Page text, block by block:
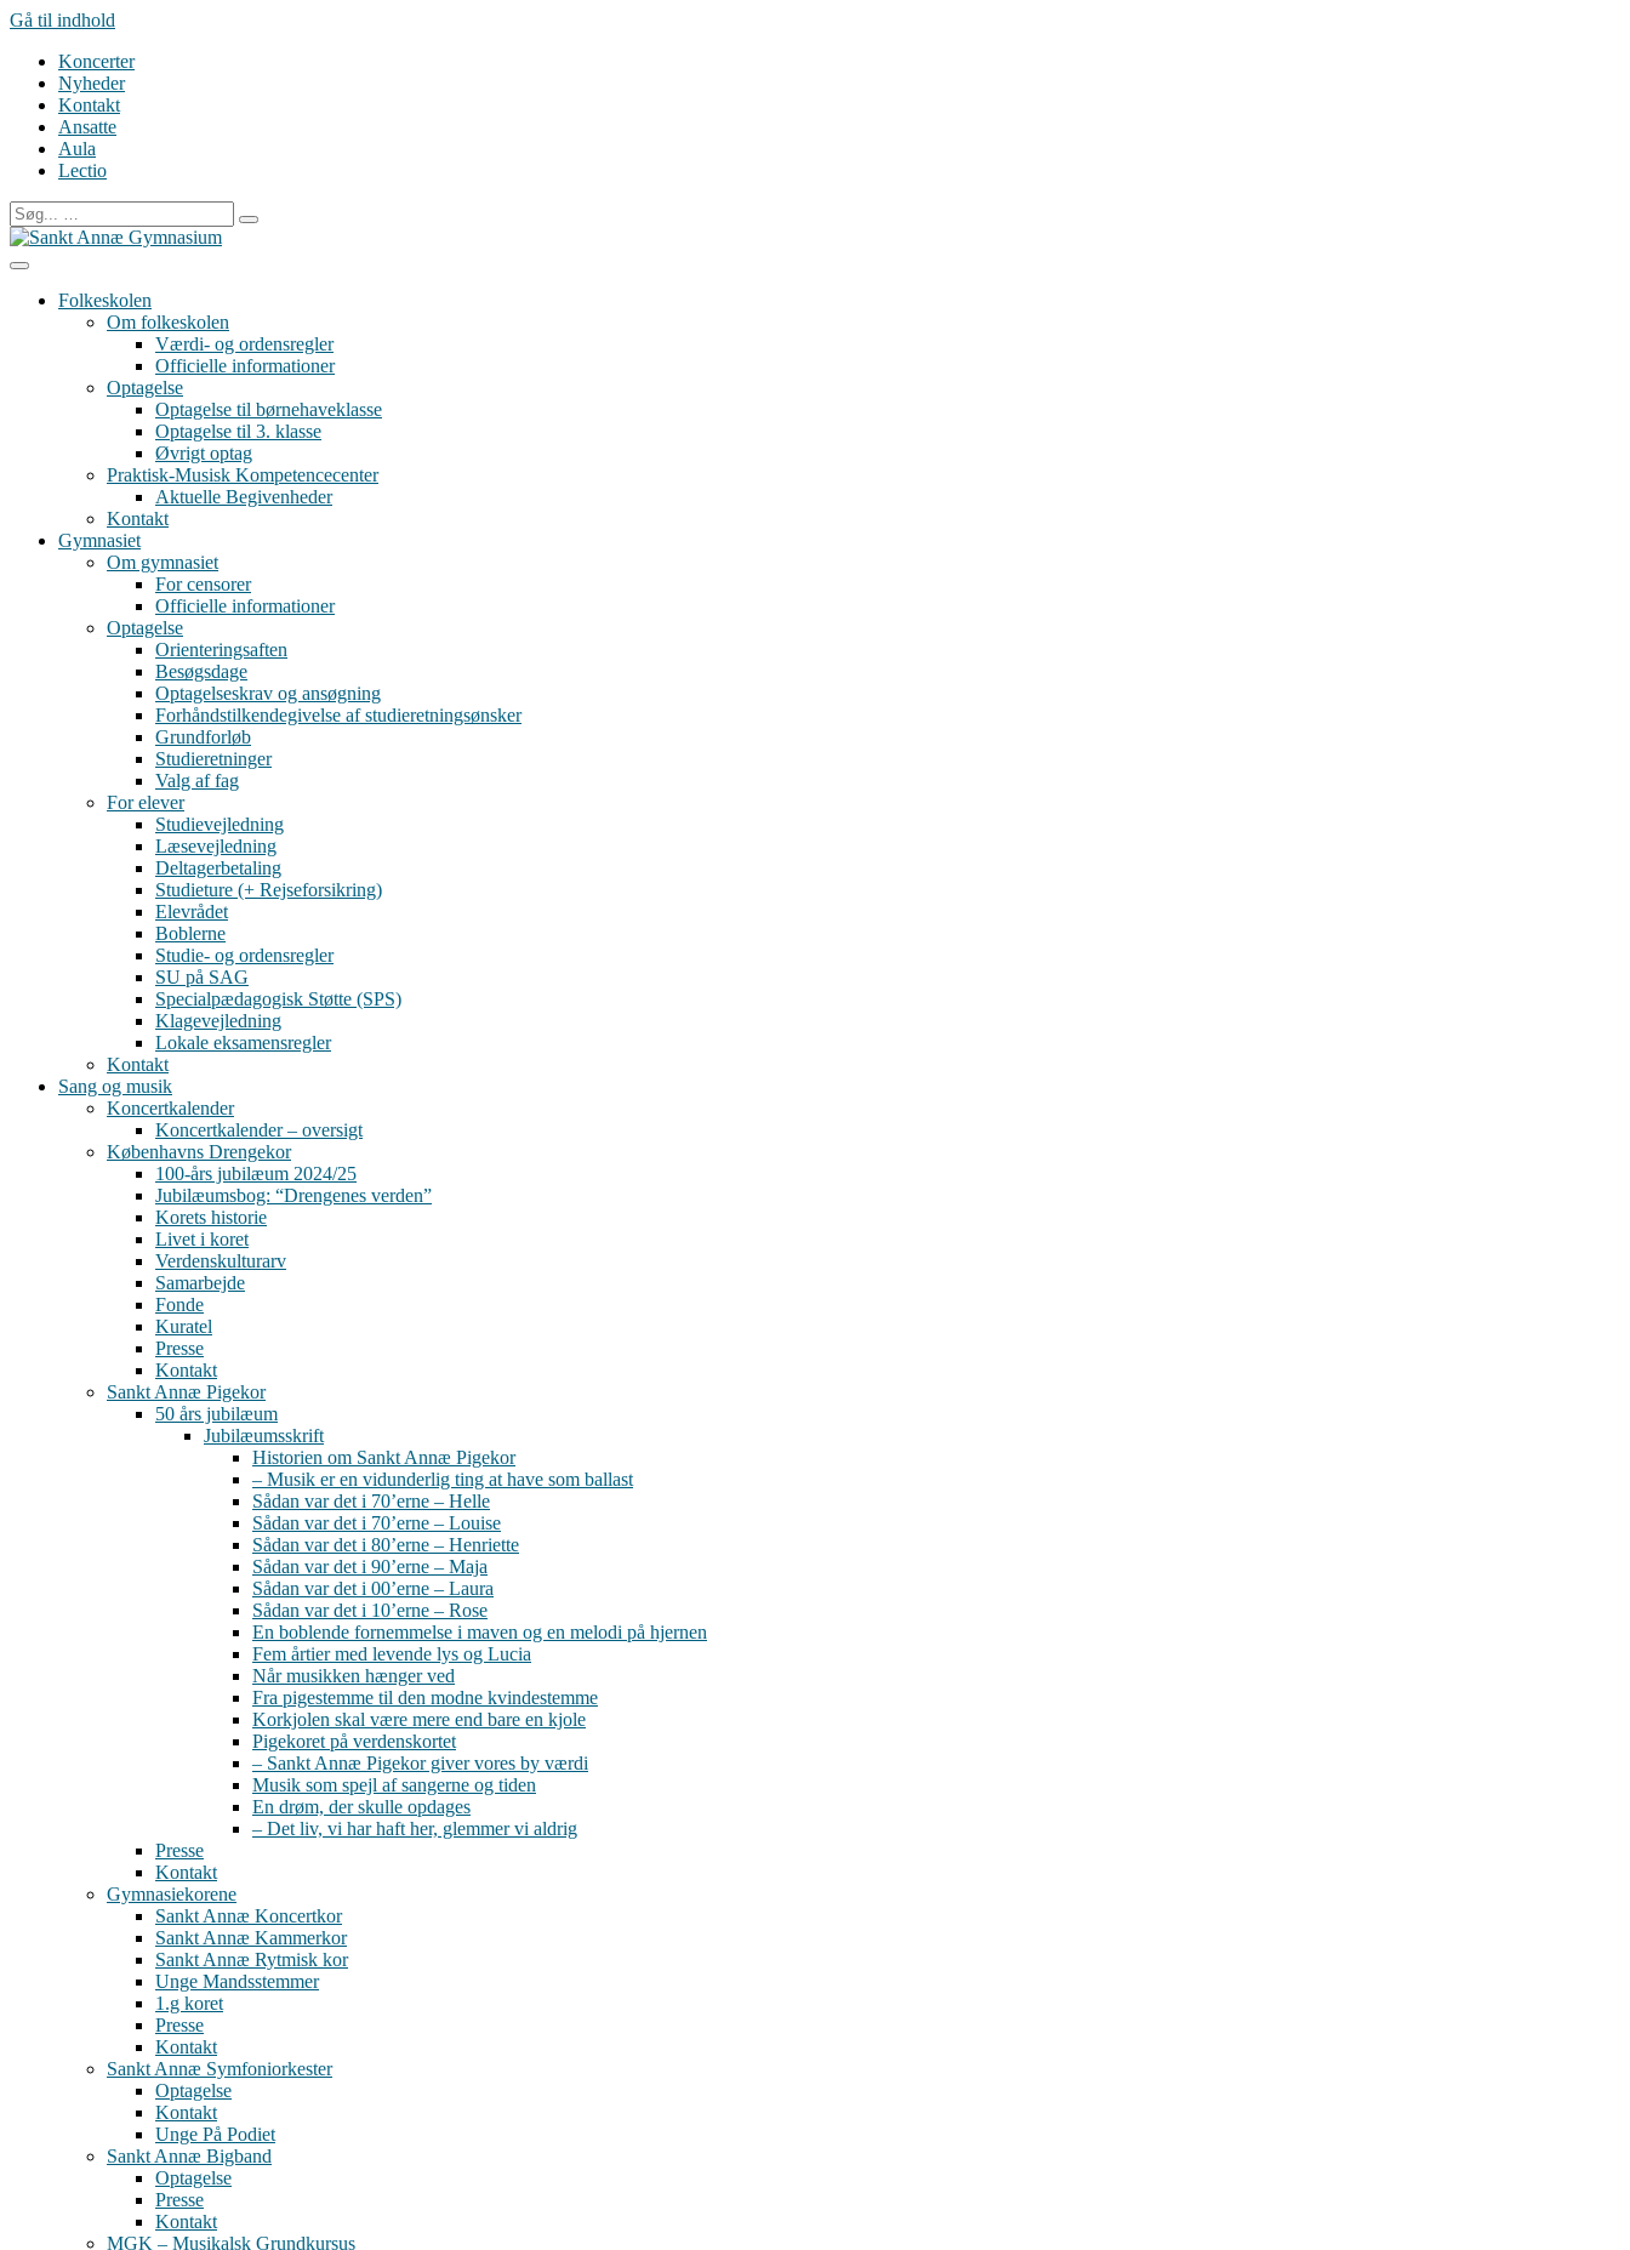
Gå til indhold
Koncerter
Nyheder
Kontakt
Ansatte
Aula
Lectio
Folkeskolen
Om folkeskolen
Værdi- og ordensregler
Officielle informationer
Optagelse
Optagelse til børnehaveklasse
Optagelse til 3. klasse
Øvrigt optag
Praktisk-Musisk Kompetencecenter
Aktuelle Begivenheder
Kontakt
Gymnasiet
Om gymnasiet
For censorer
Officielle informationer
Optagelse
Orienteringsaften
Besøgsdage
Optagelseskrav og ansøgning
Forhåndstilkendegivelse af studieretningsønsker
Grundforløb
Studieretninger
Valg af fag
For elever
Studievejledning
Læsevejledning
Deltagerbetaling
Studieture (+ Rejseforsikring)
Elevrådet
Boblerne
Studie- og ordensregler
SU på SAG
Specialpædagogisk Støtte (SPS)
Klagevejledning
Lokale eksamensregler
Kontakt
Sang og musik
Koncertkalender
Koncertkalender – oversigt
Københavns Drengekor
100-års jubilæum 2024/25
Jubilæumsbog: “Drengenes verden”
Korets historie
Livet i koret
Verdenskulturarv
Samarbejde
Fonde
Kuratel
Presse
Kontakt
Sankt Annæ Pigekor
50 års jubilæum
Jubilæumsskrift
Historien om Sankt Annæ Pigekor
– Musik er en vidunderlig ting at have som ballast
Sådan var det i 70’erne – Helle
Sådan var det i 70’erne – Louise
Sådan var det i 80’erne – Henriette
Sådan var det i 90’erne – Maja
Sådan var det i 00’erne – Laura
Sådan var det i 10’erne – Rose
En boblende fornemmelse i maven og en melodi på hjernen
Fem årtier med levende lys og Lucia
Når musikken hænger ved
Fra pigestemme til den modne kvindestemme
Korkjolen skal være mere end bare en kjole
Pigekoret på verdenskortet
– Sankt Annæ Pigekor giver vores by værdi
Musik som spejl af sangerne og tiden
En drøm, der skulle opdages
– Det liv, vi har haft her, glemmer vi aldrig
Presse
Kontakt
Gymnasiekorene
Sankt Annæ Koncertkor
Sankt Annæ Kammerkor
Sankt Annæ Rytmisk kor
Unge Mandsstemmer
1.g koret
Presse
Kontakt
Sankt Annæ Symfoniorkester
Optagelse
Kontakt
Unge På Podiet
Sankt Annæ Bigband
Optagelse
Presse
Kontakt
MGK – Musikalsk Grundkursus